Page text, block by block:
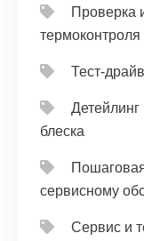
Проверка
Детейлинг
блеска
сервисному
Сервис и